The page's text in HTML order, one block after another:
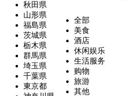
秋田県
山形県
福島県
茨城県
栃木県
群馬県
埼玉県
千葉県
東京都
全部
美食
酒店
休闲娱乐
生活服务
购物
旅游
其他